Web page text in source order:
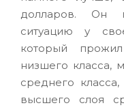
долларов. Он
ситуацию у
который
низшего класса,
среднего
высшего слоя